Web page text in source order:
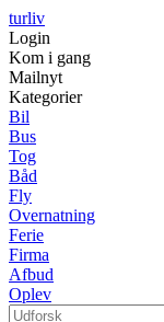
turliv
Login
Kom i gang
Mailnyt
Kategorier
Bil
Bus
Tog
Båd
Fly
Overnatning
Ferie
Firma
Afbud
Oplev